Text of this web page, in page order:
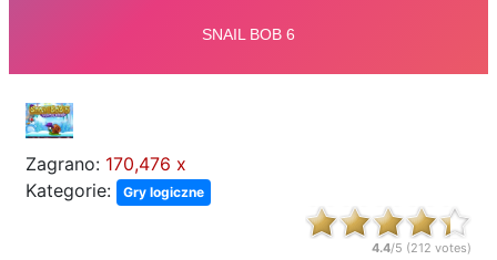
Zagrano: 170,476 x
Kategorie:
Gry logiczne
4.4/5 (212 votes)